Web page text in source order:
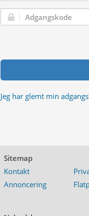
Adgangskode:
Jeg har glemt min
Sitemap
Kontakt
Annoncering